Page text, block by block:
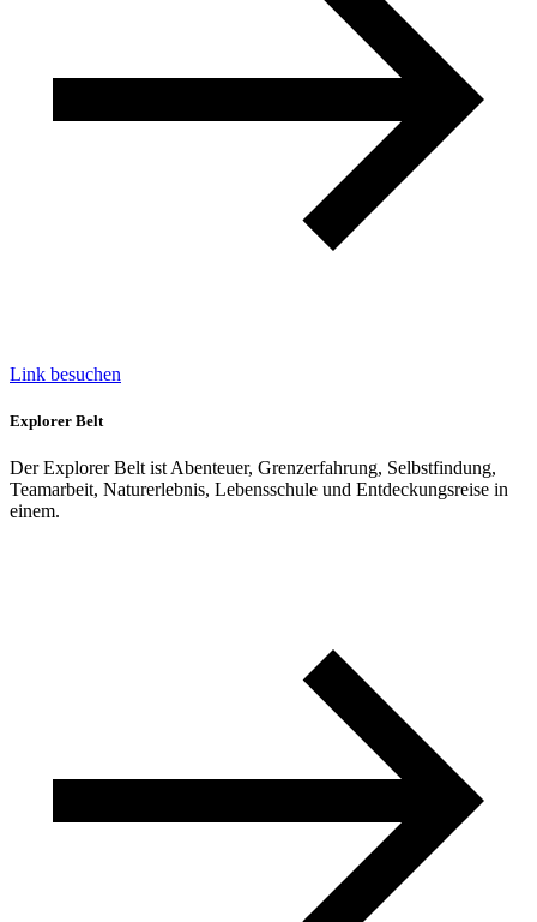
Link besuchen
Explorer Belt
Der Explorer Belt ist Abenteuer, Grenzerfahrung, Selbstfindung,
Teamarbeit, Naturerlebnis, Lebensschule und Entdeckungsreise in
einem.